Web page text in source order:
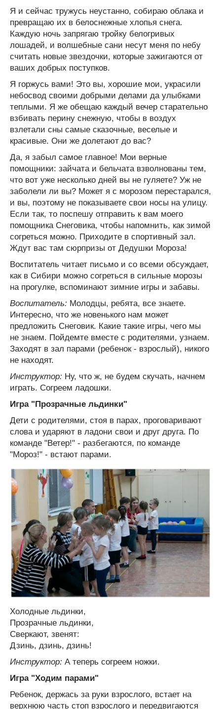
Я и сейчас тружусь неустанно, собираю облака и
превращаю их в белоснежные хлопья снега.
Каждую ночь запрягаю тройку белогривых
лошадей, и волшебные сани несут меня по небу
считать новые звездочки, которые зажигаются от
ваших добрых поступков.
Я горжусь вами! Это вы, хорошие мои, украсили
небосвод своими добрыми делами да улыбками
теплыми. Я же обещаю каждый вечер старательно
взбивать перину снежную, чтобы в воздух
взлетали сны самые сказочные, веселые и
красивые. Они же долетают до вас?
Да, я забыл самое главное! Мои верные
помощники: зайчата и бельчата взволнованы тем,
что вот уже несколько дней вы не гуляете? Уж не
заболели ли вы? Может я с морозом перестарался,
и вы, поэтому не показываете свои носы на улицу.
Если так, то поспешу отправить к вам моего
помощника Снеговика, чтобы напомнить, как зимой
согреться можно. Приходите в спортивный зал.
Ждут вас там сюрпризы от Дедушки Мороза!
Воспитатель читает письмо и со всеми обсуждает,
как в Сибири можно согреться в сильные морозы
на прогулке, вспоминают зимние игры и забавы.
Воспитатель: Молодцы, ребята, все знаете.
Интересно, что же новенького нам может
предложить Снеговик. Какие такие игры, чего мы
не знаем. Пойдемте вместе с родителями, узнаем.
Заходят в зал парами (ребенок - взрослый), никого
не находят.
Инструктор: Ну, что ж, не будем скучать, начнем
играть. Согреем ладошки.
Игра "Прозрачные льдинки"
Дети с родителями, стоя в парах, проговаривают
слова и ударяют в ладони свои и друг друга. По
команде "Ветер!" - разбегаются, по команде
"Мороз!" - встают парами.
Холодные льдинки,
Прозрачные льдинки,
Сверкают, звенят:
Дзинь, дзинь, дзинь!
Инструктор: А теперь согреем ножки.
Игра "Ходим парами"
Ребенок, держась за руки взрослого, встает на
верхнюю часть стоп взрослого и передвигаются